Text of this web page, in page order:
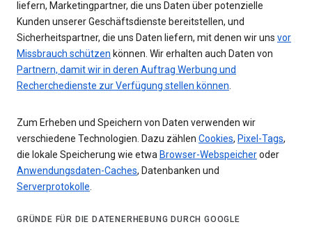
liefern, Marketingpartner, die uns Daten über potenzielle
Kunden unserer Geschäftsdienste bereitstellen, und
Sicherheitspartner, die uns Daten liefern, mit denen wir uns vor
Missbrauch schützen können. Wir erhalten auch Daten von
Partnern, damit wir in deren Auftrag Werbung und
Recherchedienste zur Verfügung stellen können.
Zum Erheben und Speichern von Daten verwenden wir
verschiedene Technologien. Dazu zählen Cookies, Pixel-Tags,
die lokale Speicherung wie etwa Browser-Webspeicheroder
Anwendungsdaten-Caches, Datenbanken und
Serverprotokolle.
GRÜNDE FÜR DIE DATENERHEBUNG DURCH GOOGLE